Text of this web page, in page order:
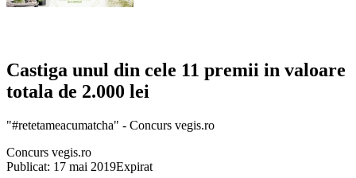
Castiga unul din cele 11 premii in valoare
totala de 2.000 lei
"#retetameacumatcha" - Concurs vegis.ro
Concurs vegis.ro
Publicat: 17 mai 2019Expirat